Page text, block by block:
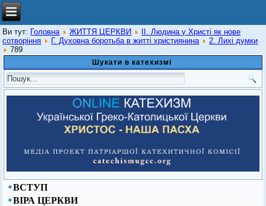
Ви тут: Головна ЖИТТЯ ЦЕРКВИ
ІІ. Людина у Христі як нове
сотворіння
Г. Духовна боротьба в житті християнина
2. Лихі думки
789
Шукати в катехизмі
ВСТУП
ВІРА ЦЕРКВИ